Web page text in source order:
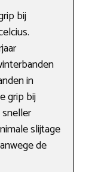
bij
in
grip bij
slijtage
de